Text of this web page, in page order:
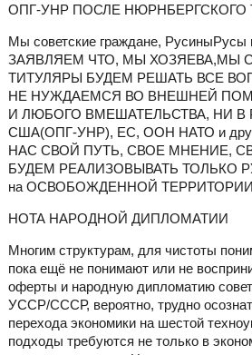
ОПГ-УНР ПОСЛЕ НЮРНБЕРГСКОГО
Мы советские граждане,
ЗАЯВЛЯЕМ ЧТО, МЫ ХОЗЯЕВА,МЫ
ТИТУЛЯРЫ БУДЕМ РЕШАТЬ ВСЕ
НЕ НУЖДАЕМСЯ ВО ВНЕШНЕЙ
И ЛЮБОГО ВМЕШАТЕЛЬСТВА, НИ В
США(ОПГ-УНР), ЕС, ООН НАТО и
НАС СВОЙ ПУТЬ, СВОЕ МНЕНИЕ,
БУДЕМ РЕАЛИЗОВЫВАТЬ ТОЛЬКО
на ОСВОБОЖДЕННОЙ
НОТА НАРОДНОЙ ДИПЛОМАТИИ
Многим структурам, для чистоты
пока ещё не понимают или не
оферты и народную дипломатию
УССР/СССР, вероятно, трудно
перехода экономики на шестой
подходы требуются не только в